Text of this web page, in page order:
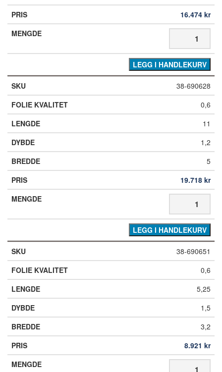
16.474 kr
LEGG I HANDLEKURV
38-690628
0,6
11
1,2
5
19.718 kr
LEGG I HANDLEKURV
38-690651
0,6
5,25
1,5
3,2
8.921 kr